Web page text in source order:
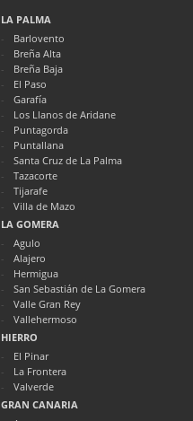
LA PALMA
Barlovento
Breña Alta
Breña Baja
El Paso
Garafía
Los Llanos de Aridane
Puntagorda
Puntallana
Santa Cruz de La Palma
Tazacorte
Tijarafe
Villa de Mazo
LA GOMERA
Agulo
Alajero
Hermigua
San Sebastián de La Gomera
Valle Gran Rey
Vallehermoso
HIERRO
El Pinar
La Frontera
Valverde
GRAN CANARIA